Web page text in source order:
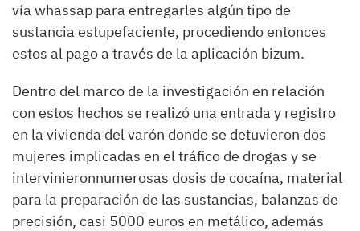
vía whassap para entregarles algún tipo de
sustancia estupefaciente, procediendo entonces
estos al pago a través de la aplicación bizum.
Dentro del marco de la investigación en relación
con estos hechos se realizó una entrada y registro
en la vivienda del varón donde se detuvieron dos
mujeres implicadas en el tráfico de drogas y se
intervinieronnumerosas dosis de cocaína, material
para la preparación de las sustancias, balanzas de
precisión, casi 5000 euros en metálico, además